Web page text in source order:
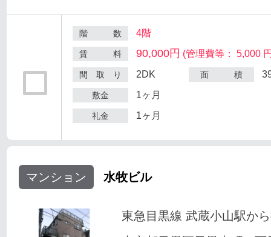
階 数 4階
賃 料 90,000円 (管理費等： 5,000
間 取 り 2DK 面 積
敷金 1ヶ月
礼金 1ヶ月
マンション 水牧ビル
東急目黒線 武蔵小山駅か